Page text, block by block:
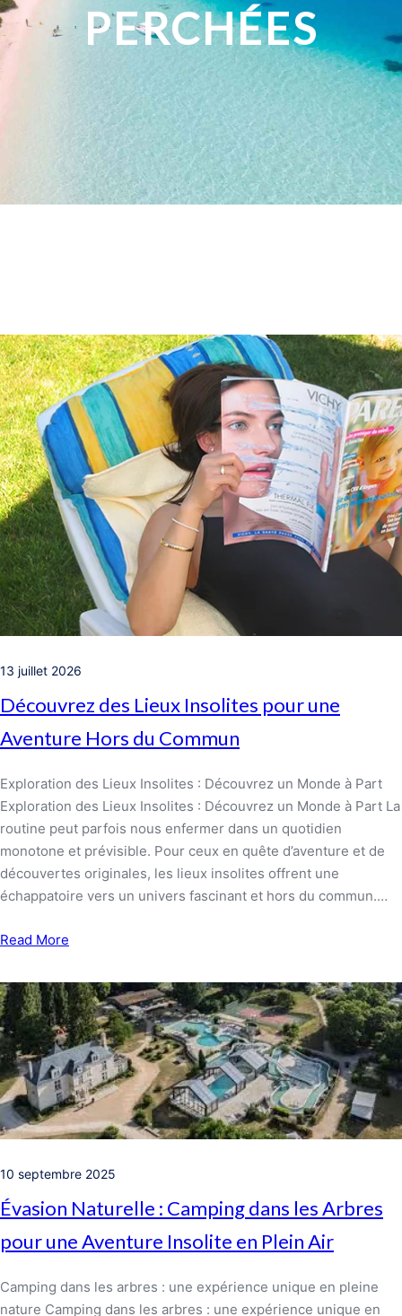
PERCHÉES
13 juillet 2026
Découvrez des Lieux Insolites pour une
Aventure Hors du Commun
Exploration des Lieux Insolites : Découvrez un Monde à Part
Exploration des Lieux Insolites : Découvrez un Monde à Part La
routine peut parfois nous enfermer dans un quotidien
monotone et prévisible. Pour ceux en quête d’aventure et de
découvertes originales, les lieux insolites offrent une
échappatoire vers un univers fascinant et hors du commun.…
Read More
10 septembre 2025
Évasion Naturelle : Camping dans les Arbres
pour une Aventure Insolite en Plein Air
Camping dans les arbres : une expérience unique en pleine
nature Camping dans les arbres : une expérience unique en